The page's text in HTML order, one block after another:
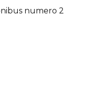
numero 2